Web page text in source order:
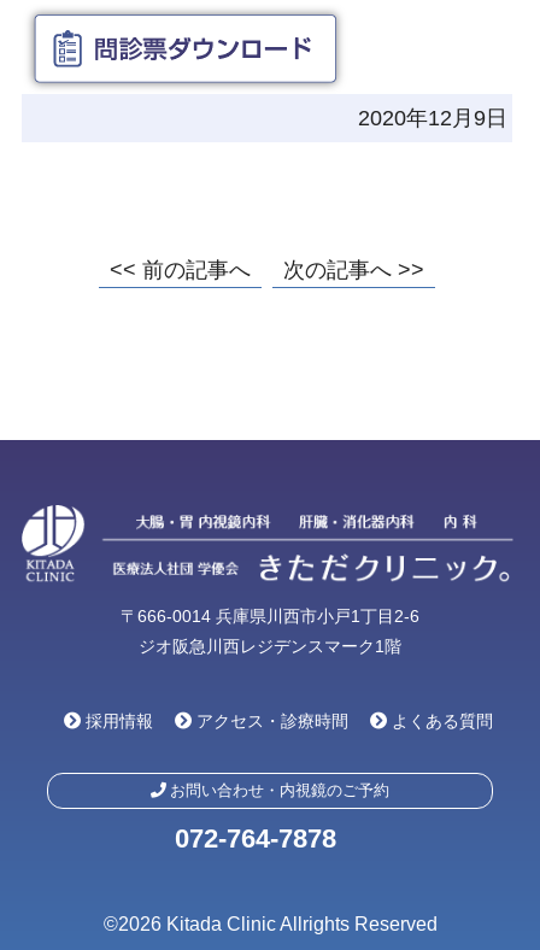
2020年12月9日
<< 前の記事へ 次の記事へ >>
〒666-0014 兵庫県川西市小戸1丁目2-6
ジオ阪急川西レジデンスマーク1階
採用情報 アクセス・診療時間 よくある質問
お問い合わせ・内視鏡のご予約
072-764-7878
©2026 Kitada Clinic Allrights Reserved